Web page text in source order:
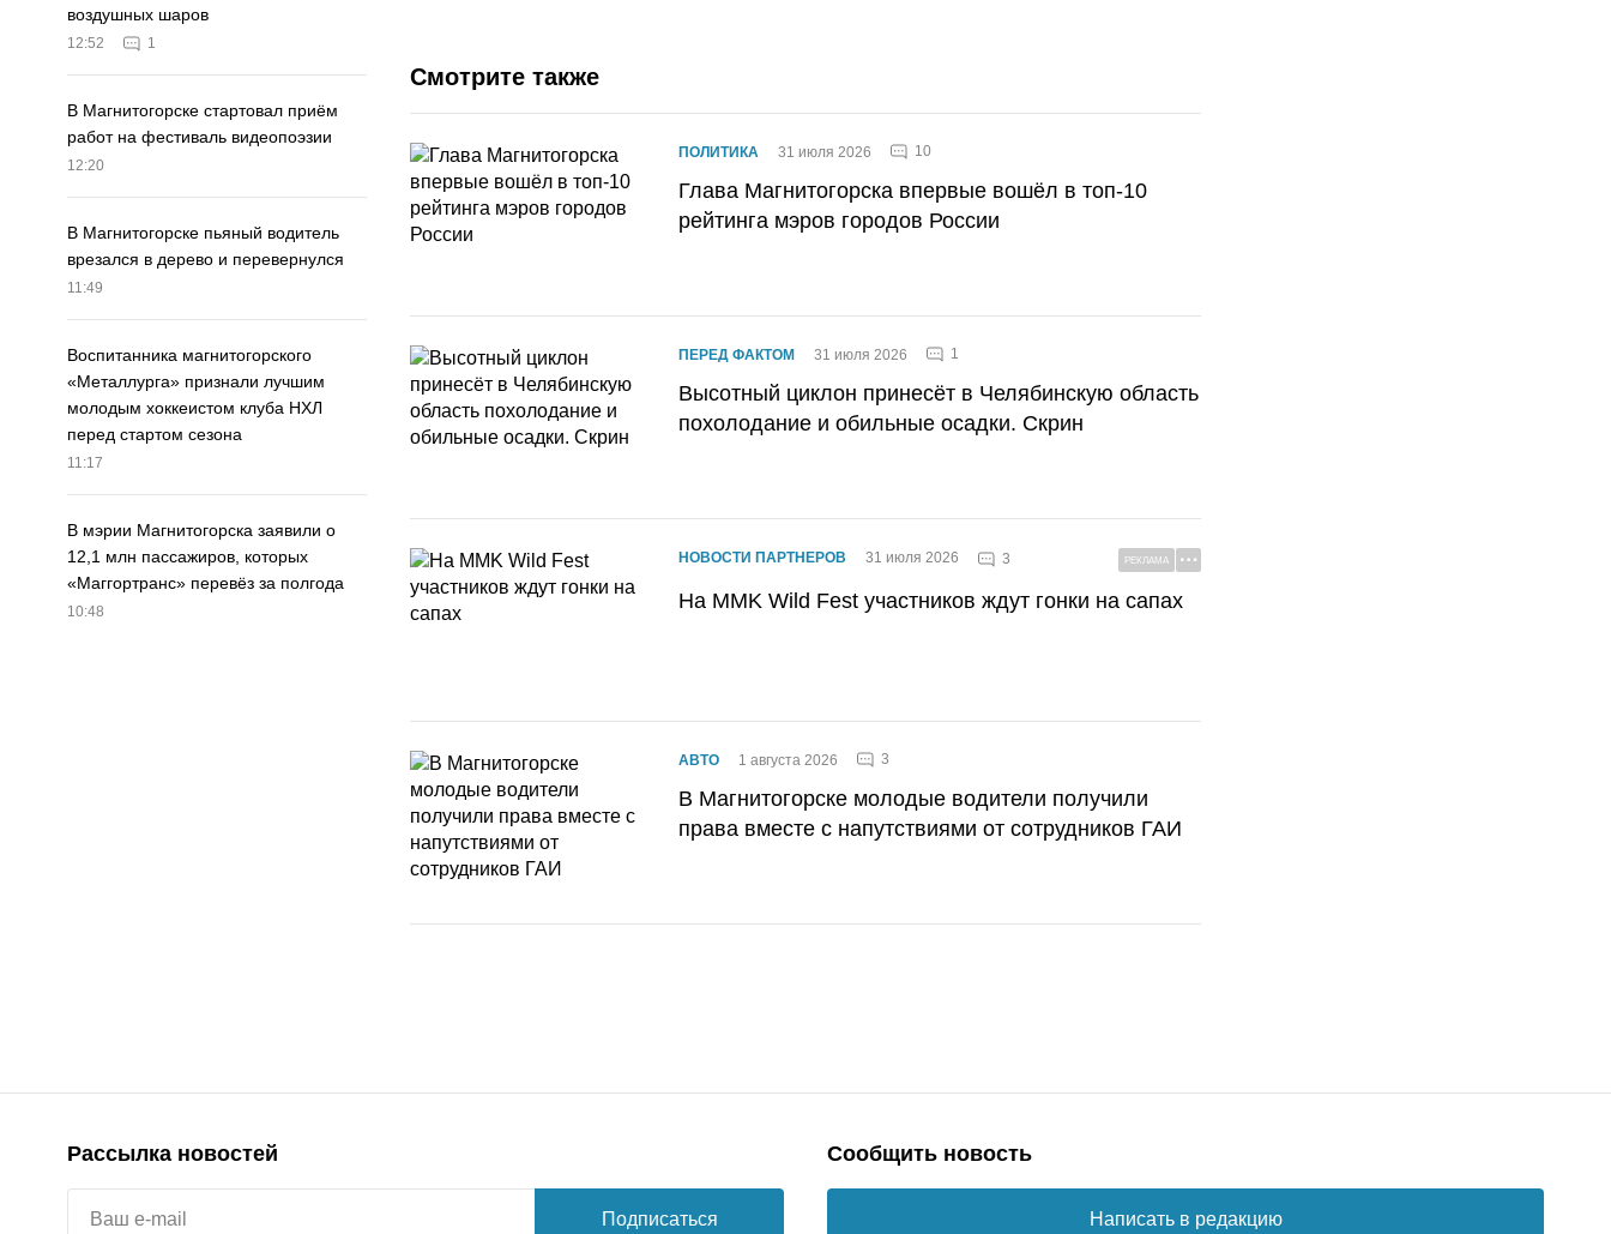
воздушных шаров
12:52 1
В Магнитогорске стартовал приём
работ на фестиваль видеопоэзии
12:20
В Магнитогорске пьяный водитель
врезался в дерево и перевернулся
11:49
Воспитанника магнитогорского
«Металлурга» признали лучшим
молодым хоккеистом клуба НХЛ
перед стартом сезона
11:17
В мэрии Магнитогорска заявили о
12,1 млн пассажиров, которых
«Маггортранс» перевёз за полгода
10:48
Смотрите также
ПОЛИТИКА 31 июля 2026 10
Глава Магнитогорска впервые вошёл в топ-10
рейтинга мэров городов России
ПЕРЕД ФАКТОМ 31 июля 2026 1
Высотный циклон принесёт в Челябинскую область
похолодание и обильные осадки. Скрин
НОВОСТИ ПАРТНЕРОВ 31 июля 2026 3 РЕКЛАМА
На MMK Wild Fest участников ждут гонки на сапах
АВТО 1 августа 2026 3
В Магнитогорске молодые водители получили
права вместе с напутствиями от сотрудников ГАИ
Рассылка новостей
Подписаться
Сообщить новость
Написать в редакцию